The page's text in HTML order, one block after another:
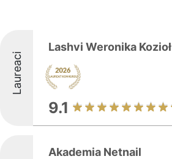
Laureaci
Lashvi Weronika Kozioł
9.1
Akademia Netnail